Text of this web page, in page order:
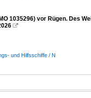
1035296) vor Rügen. Des

und Hilfsschiffe / N